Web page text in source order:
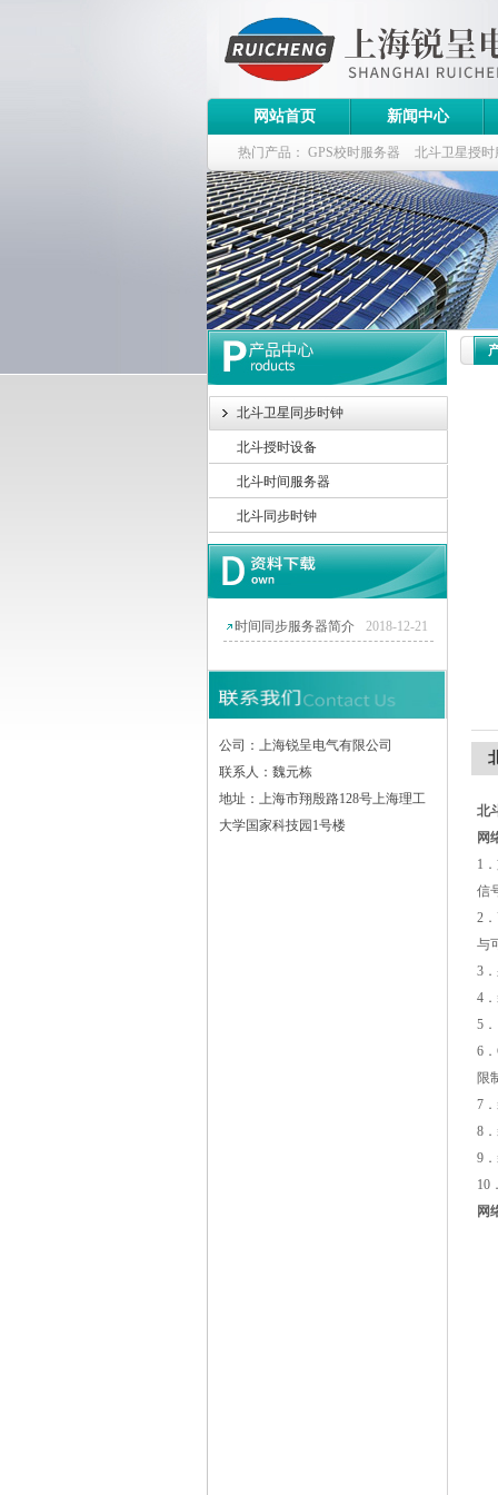
上海锐呈电气有限公司
网站首页 新闻中心
热门产品： GPS校时服务器 北斗卫星授时
斗卫星同步时钟指标
北斗卫星同步时钟
北斗授时设备
北斗时间服务器
北斗同步时钟
时间同步服务器简介 2018-12-21
公司：上海锐呈电气有限公司
联系人：魏元栋
地址：上海市翔殷路128号上海理工
大学国家科技园1号楼
北
网
1
信
2
与
3
4
5
6 ．
限
7
8
9
10
网